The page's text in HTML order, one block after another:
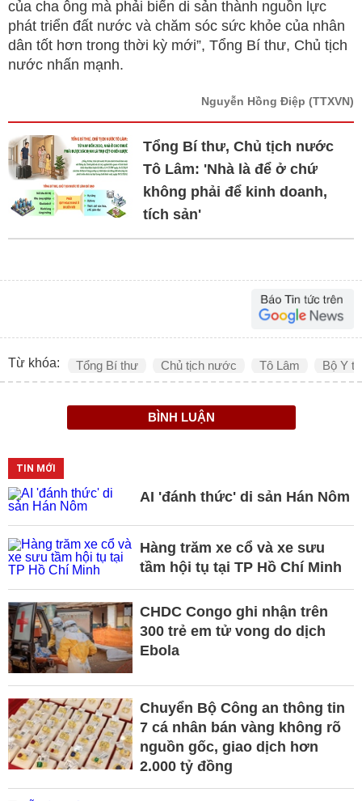
của cha ông mà phải biến di sản thành nguồn lực
phát triển đất nước và chăm sóc sức khỏe của nhân
dân tốt hơn trong thời kỳ mới”, Tổng Bí thư, Chủ tịch
nước nhấn mạnh.
Nguyễn Hồng Điệp (TTXVN)
Tổng Bí thư, Chủ tịch nước
Tô Lâm: 'Nhà là để ở chứ
không phải để kinh doanh,
tích sản'
Từ khóa: Tổng Bí thư Chủ tịch nước Tô Lâm Bộ Y tế
BÌNH LUẬN
TIN MỚI
AI 'đánh thức' di sản Hán Nôm
Hàng trăm xe cổ và xe sưu
tầm hội tụ tại TP Hồ Chí Minh
CHDC Congo ghi nhận trên
300 trẻ em tử vong do dịch
Ebola
Chuyển Bộ Công an thông tin
7 cá nhân bán vàng không rõ
nguồn gốc, giao dịch hơn
2.000 tỷ đồng